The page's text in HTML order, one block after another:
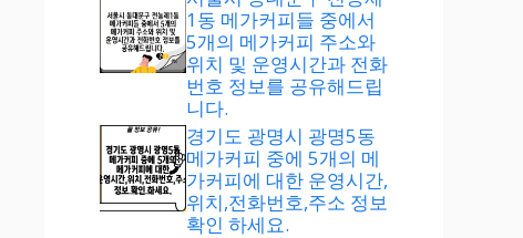
1동 메가커피들 중에서
5개의 메가커피 주소와
위치 및 운영시간과 전화
번호 정보를 공유해드립
니다.
경기도 광명시 광명5동
메가커피 중에 5개의 메
가커피에 대한 운영시간,
위치,전화번호,주소 정보
확인 하세요.